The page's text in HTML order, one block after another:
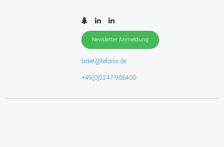
Newsletter Anmeldung
ticket@tefonix.de
+49(0)2247-906400